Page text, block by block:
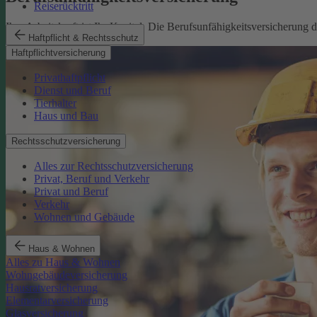
Reiserücktritt
Haftpflicht & Rechtsschutz
Haftpflichtversicherung
Privathaftpflicht
Dienst und Beruf
Tierhalter
Haus und Bau
Rechtsschutzversicherung
Alles zur Rechtsschutzversicherung
Privat, Beruf und Verkehr
Privat und Beruf
Verkehr
Wohnen und Gebäude
Haus & Wohnen
Alles zu Haus & Wohnen
Wohngebäudeversicherung
Hausratversicherung
Elementarversicherung
Glasversicherung
Ihre Arbeitskraft ist Ihr Kapital. Die
Mehr erfahren